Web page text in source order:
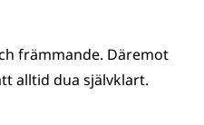
främmande. Däremot
alltid dua självklart.